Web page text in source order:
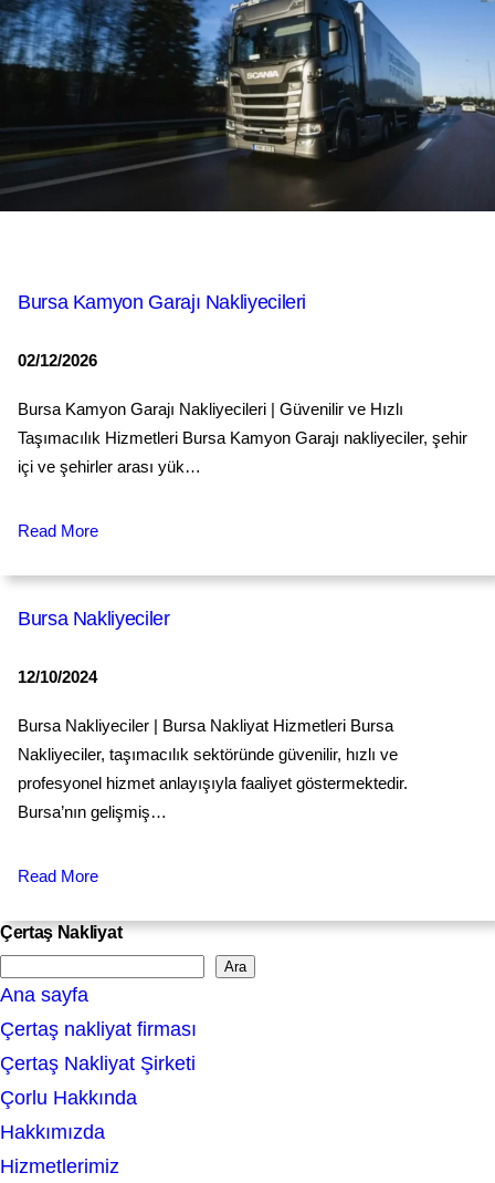
Bursa Kamyon Garajı Nakliyecileri
02/12/2026
Bursa Kamyon Garajı Nakliyecileri | Güvenilir ve Hızlı
Taşımacılık Hizmetleri Bursa Kamyon Garajı nakliyeciler, şehir
içi ve şehirler arası yük…
Read More
Bursa Nakliyeciler
12/10/2024
Bursa Nakliyeciler | Bursa Nakliyat Hizmetleri Bursa
Nakliyeciler, taşımacılık sektöründe güvenilir, hızlı ve
profesyonel hizmet anlayışıyla faaliyet göstermektedir.
Bursa’nın gelişmiş…
Read More
Çertaş Nakliyat
e
a
r
c
h
Ara
Ana sayfa
Çertaş nakliyat firması
Çertaş Nakliyat Şirketi
Çorlu Hakkında
Hakkımızda
Hizmetlerimiz